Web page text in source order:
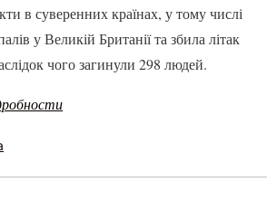
в суверенних країнах, у тому числі
у Великій Британії та збила літак
чого загинули 298 людей.